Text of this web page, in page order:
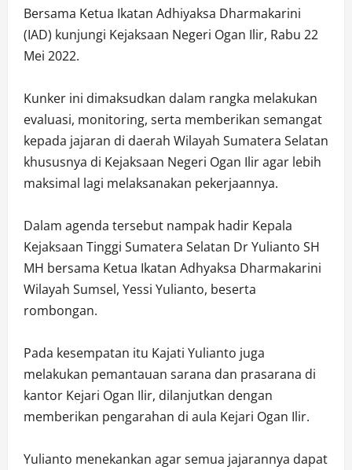
Bersama Ketua Ikatan Adhiyaksa Dharmakarini
(IAD) kunjungi Kejaksaan Negeri Ogan Ilir, Rabu 22
Mei 2022.
Kunker ini dimaksudkan dalam rangka melakukan
evaluasi, monitoring, serta memberikan semangat
kepada jajaran di daerah Wilayah Sumatera Selatan
khususnya di Kejaksaan Negeri Ogan Ilir agar lebih
maksimal lagi melaksanakan pekerjaannya.
Dalam agenda tersebut nampak hadir Kepala
Kejaksaan Tinggi Sumatera Selatan Dr Yulianto SH
MH bersama Ketua Ikatan Adhyaksa Dharmakarini
Wilayah Sumsel, Yessi Yulianto, beserta
rombongan.
Pada kesempatan itu Kajati Yulianto juga
melakukan pemantauan sarana dan prasarana di
kantor Kejari Ogan Ilir, dilanjutkan dengan
memberikan pengarahan di aula Kejari Ogan Ilir.
Yulianto menekankan agar semua jajarannya dapat